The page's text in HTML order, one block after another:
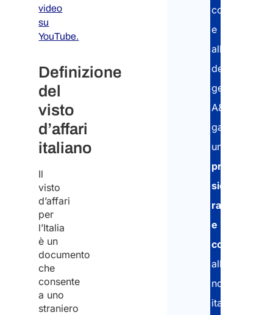
video
su
YouTube.
Definizione
del
visto
d’affari
italiano
Il
visto
d’affari
per
l’Italia
è un
documento
che
consente
a uno
straniero
consolidata
e
all’uso
del
gestionale
A&P,
garantiamo
una
procedura
sicura,
rapida
e
conforme
alle
normative
italiane